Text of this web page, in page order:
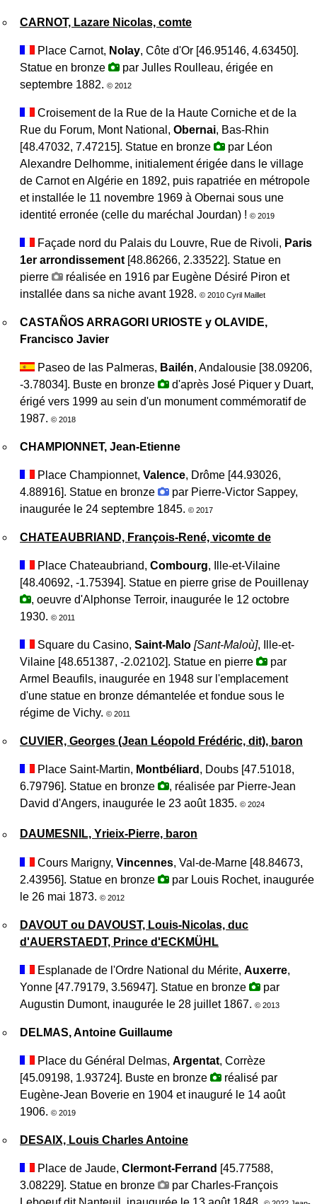
CARNOT, Lazare Nicolas, comte
Place Carnot, Nolay, Côte d'Or [46.95146, 4.63450].
Statue en bronze
par Julles Roulleau, érigée en
septembre 1882. © 2012
Croisement de la Rue de la Haute Corniche et de la
Rue du Forum, Mont National, Obernai, Bas-Rhin
[48.47032, 7.47215]. Statue en bronze
par Léon
Alexandre Delhomme, initialement érigée dans le village
de Carnot en Algérie en 1892, puis rapatriée en métropole
et installée le 11 novembre 1969 à Obernai sous une
identité erronée (celle du maréchal Jourdan) ! © 2019
Façade nord du Palais du Louvre, Rue de Rivoli, Paris
1er arrondissement [48.86266, 2.33522]. Statue en
pierre
réalisée en 1916 par Eugène Désiré Piron et
installée dans sa niche avant 1928. © 2010 Cyril Maillet
CASTAÑOS ARRAGORI URIOSTE y OLAVIDE,
Francisco Javier
Paseo de las Palmeras, Bailén, Andalousie [38.09206,
-3.78034]. Buste en bronze
d'après José Piquer y Duart,
érigé vers 1999 au sein d'un monument commémoratif de
1987. © 2018
CHAMPIONNET, Jean-Etienne
Place Championnet, Valence, Drôme [44.93026,
4.88916]. Statue en bronze
par Pierre-Victor Sappey,
inaugurée le 24 septembre 1845. © 2017
CHATEAUBRIAND, François-René, vicomte de
Place Chateaubriand, Combourg, Ille-et-Vilaine
[48.40692, -1.75394]. Statue en pierre grise de Pouillenay
, oeuvre d'Alphonse Terroir, inaugurée le 12 octobre
1930. © 2011
Square du Casino, Saint-Malo [Sant-Maloù], Ille-et-
Vilaine [48.651387, -2.02102]. Statue en pierre
par
Armel Beaufils, inaugurée en 1948 sur l'emplacement
d'une statue en bronze démantelée et fondue sous le
régime de Vichy. © 2011
CUVIER, Georges (Jean Léopold Frédéric, dit), baron
Place Saint-Martin, Montbéliard , Doubs [47.51018,
6.79796]. Statue en bronze
, réalisée par Pierre-Jean
David d'Angers, inaugurée le 23 août 1835. © 2024
DAUMESNIL, Yrieix-Pierre, baron
Cours Marigny, Vincennes, Val-de-Marne [48.84673,
2.43956]. Statue en bronze
par Louis Rochet, inaugurée
le 26 mai 1873. © 2012
DAVOUT ou DAVOUST, Louis-Nicolas, duc
d'AUERSTAEDT, Prince d'ECKMÜHL
Esplanade de l'Ordre National du Mérite, Auxerre,
Yonne [47.79179, 3.56947]. Statue en bronze
par
Augustin Dumont, inaugurée le 28 juillet 1867. © 2013
DELMAS, Antoine Guillaume
Place du Général Delmas, Argentat, Corrèze
[45.09198, 1.93724]. Buste en bronze
réalisé par
Eugène-Jean Boverie en 1904 et inauguré le 14 août
1906. © 2019
DESAIX, Louis Charles Antoine
Place de Jaude, Clermont-Ferrand [45.77588,
3.08229]. Statue en bronze
par Charles-François